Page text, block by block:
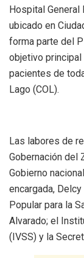
Hospital General
ubicado en
forma parte del
objetivo
pacientes de
Lago (COL).
Las labores de
Gobernación del
Gobierno
encargada,
Popular para la
Alvarado; el
(IVSS) y la